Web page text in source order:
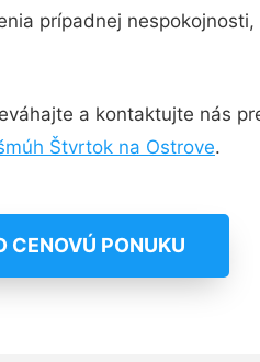
prípadnej
a kontaktujte nás
Štvrtok na Ostrove.
CENOVÚ PONUKU